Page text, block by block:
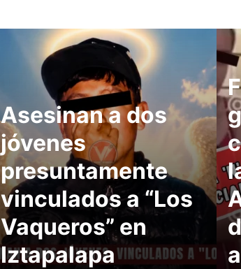
Asesinan a dos
jóvenes
presuntamente
vinculados a “Los
Vaqueros” en
Iztapalapa